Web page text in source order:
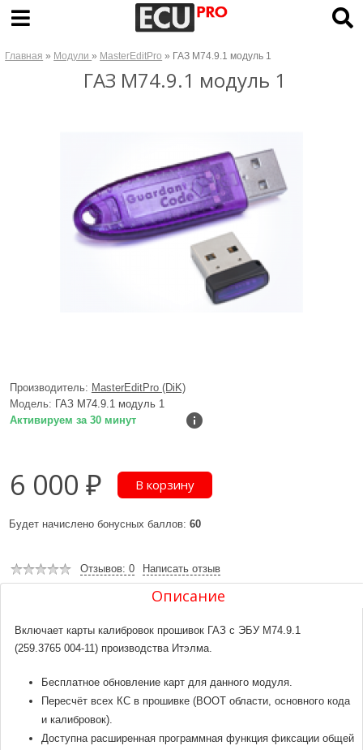
Главная » Модули» MasterEditPro » ГАЗ М74.9.1 модуль 1
ГАЗ М74.9.1 модуль 1
Производитель: MasterEditPro (DiK)
Модель: ГАЗ М74.9.1 модуль 1
Активируем за 30 минут
6 000 ₽
Будет начислено бонусных баллов: 60
Отзывов: 0 Написать отзыв
Описание
Включает карты калибровок прошивок ГАЗ с ЭБУ М74.9.1
(259.3765 004-11) производства Итэлма.
Бесплатное обновление карт для данного модуля.
Пересчёт всех КС в прошивке (BOOT области, основного кода
и калибровок).
Доступна расширенная программная функция фиксации общей